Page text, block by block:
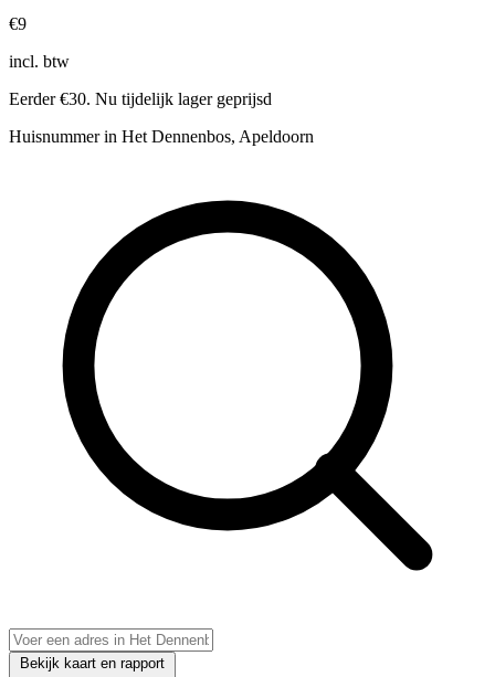
€9
incl. btw
Eerder €30. Nu tijdelijk lager geprijsd
Huisnummer in Het Dennenbos, Apeldoorn
Bekijk kaart en rapport